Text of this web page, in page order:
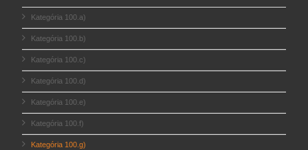
Kategória 100.a)
Kategória 100.b)
Kategória 100.c)
Kategória 100.d)
Kategória 100.e)
Kategória 100.f)
Kategória 100.g)